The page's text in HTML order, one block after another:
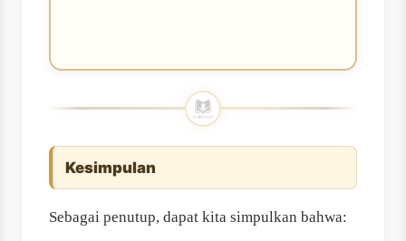
Kesimpulan
Sebagai penutup, dapat kita simpulkan bahwa: